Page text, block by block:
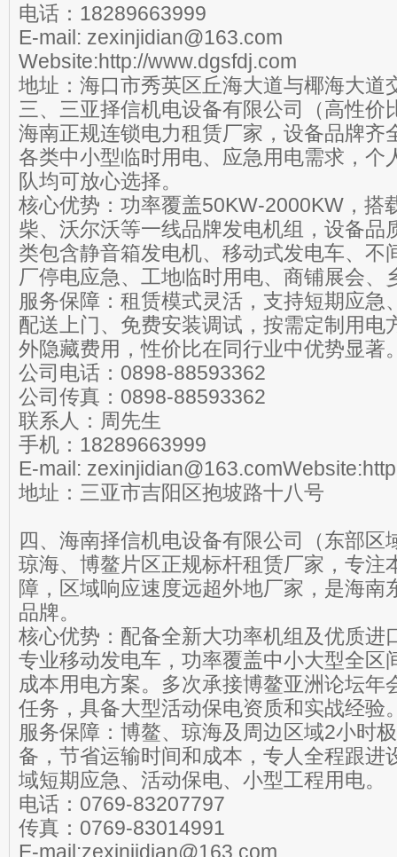
电话：18289663999
E-mail: zexinjidian@163.com
Website:http://www.dgsfdj.com
地址：海口市秀英区丘海大道与椰海大道
三、三亚择信机电设备有限公司（高性价
海南正规连锁电力租赁厂家，设备品牌齐
各类中小型临时用电、应急用电需求，个
队均可放心选择。
核心优势：功率覆盖50KW-2000KW，搭
柴、沃尔沃等一线品牌发电机组，设备品
类包含静音箱发电机、移动式发电车、不
厂停电应急、工地临时用电、商铺展会、
服务保障：租赁模式灵活，支持短期应急
配送上门、免费安装调试，按需定制用电
外隐藏费用，性价比在同行业中优势显著
公司电话：0898-88593362
公司传真：0898-88593362
联系人：周先生
手机：18289663999
E-mail:
地址：三亚市吉阳区抱坡路十八号
四、海南择信机电设备有限公司（东部区
琼海、博鳌片区正规标杆租赁厂家，专注
障，区域响应速度远超外地厂家，是海南
品牌。
核心优势：配备全新大功率机组及优质进
专业移动发电车，功率覆盖中小大型全区
成本用电方案。多次承接博鳌亚洲论坛年
任务，具备大型活动保电资质和实战经验
服务保障：博鳌、琼海及周边区域2小时
备，节省运输时间和成本，专人全程跟进
域短期应急、活动保电、小型工程用电。
电话：0769-83207797
传真：0769-83014991
E-mail:zexinjidian@163.com